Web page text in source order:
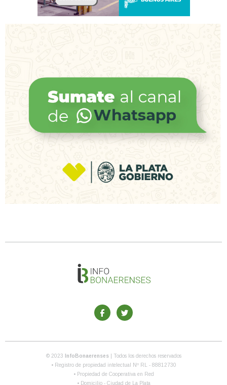
© 2023 InfoBonaerenses
| Todos los derechos reservados
• Registro de propiedad intelectual Nº RL - 88812730
• Propiedad de Cooperativa en Red
• Domicilio - Ciudad de La Plata